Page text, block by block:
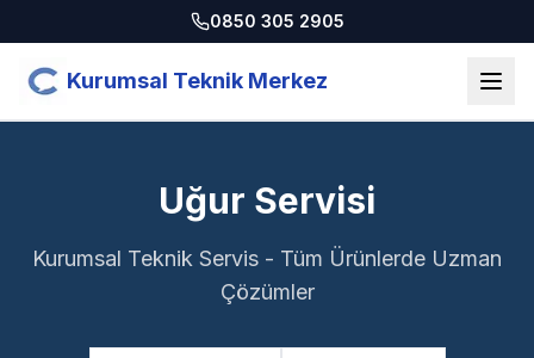
0850 305 2905
Kurumsal Teknik Merkez
Uğur Servisi
Kurumsal Teknik Servis - Tüm Ürünlerde Uzman
Çözümler